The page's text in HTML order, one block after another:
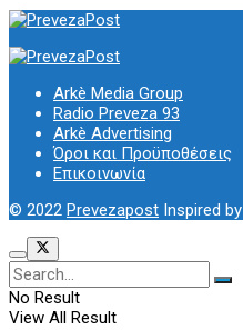
Arkè Media Group
Radio Preveza 93
Arkè Advertising
Όροι και Προϋποθέσεις
Επικοινωνία
© 2022 Prevezapost Inspired by
No Result
View All Result